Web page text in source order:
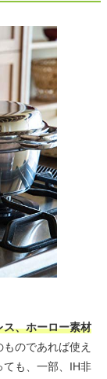
ス、ホーロー素材
のであれば使え
ても、一部、IH非